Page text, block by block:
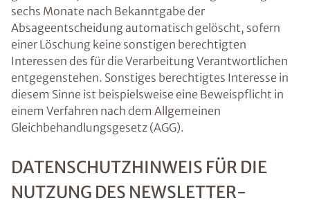
sechs Monate nach Bekanntgabe der
Absageentscheidung automatisch gelöscht, sofern
einer Löschung keine sonstigen berechtigten
Interessen des für die Verarbeitung Verantwortlichen
entgegenstehen. Sonstiges berechtigtes Interesse in
diesem Sinne ist beispielsweise eine Beweispflicht in
einem Verfahren nach dem Allgemeinen
Gleichbehandlungsgesetz (AGG).
DATENSCHUTZHINWEIS FÜR DIE
NUTZUNG DES NEWSLETTER-